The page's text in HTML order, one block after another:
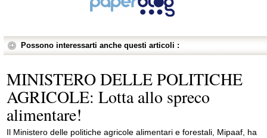
Possono interessarti anche questi articoli :
MINISTERO DELLE POLITICHE
AGRICOLE: Lotta allo spreco
alimentare!
Il Ministero delle politiche agricole alimentari e forestali, Mipaaf, ha